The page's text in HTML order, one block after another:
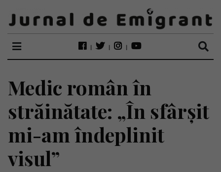
Medic român în
străinătate: „În sfârșit
mi-am îndeplinit
visul”